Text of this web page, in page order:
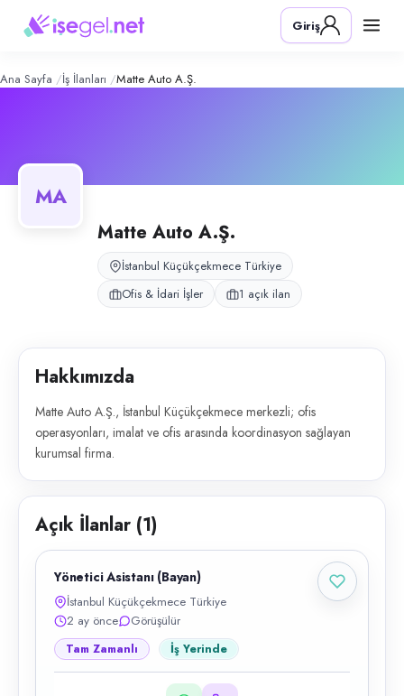
Auto A.Ş. – Şirket Profili
Konum:
Matte Auto A.Ş., İstanbul Küçükçekmece merkezli; ofis
Giriş
Ana Sayfa İş İlanları Matte Auto A.Ş.
MA
Matte Auto A.Ş.
İstanbul Küçükçekmece Türkiye
Ofis & İdari İşler
1 açık ilan
Hakkımızda
Matte Auto A.Ş., İstanbul Küçükçekmece merkezli; ofis
operasyonları, imalat ve ofis arasında koordinasyon sağlayan
kurumsal firma.
Açık İlanlar (1)
Yönetici Asistanı (Bayan)
İstanbul Küçükçekmece Türkiye
2 ay önce
Görüşülür
Tam Zamanlı İş Yerinde